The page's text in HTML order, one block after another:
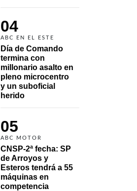
04
ABC EN EL ESTE
Día de Comando
termina con
millonario asalto en
pleno microcentro
y un suboficial
herido
05
ABC MOTOR
CNSP-2ª fecha: SP
de Arroyos y
Esteros tendrá a 55
máquinas en
competencia